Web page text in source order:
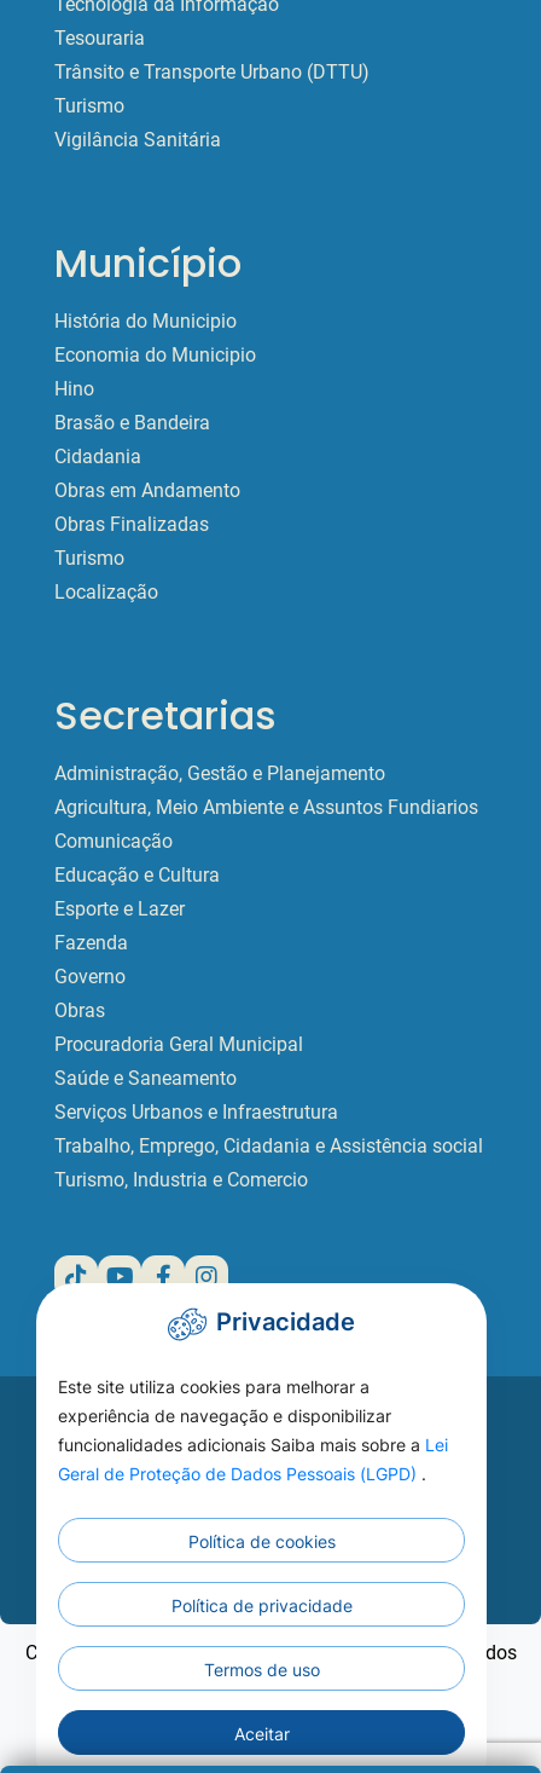
Tesouraria
Trânsito e Transporte Urbano (DTTU)
Turismo
Vigilância Sanitária
Município
História do Municipio
Economia do Municipio
Hino
Brasão e Bandeira
Cidadania
Obras em Andamento
Obras Finalizadas
Turismo
Localização
Secretarias
Administração, Gestão e Planejamento
Agricultura, Meio Ambiente e Assuntos Fundiarios
Comunicação
Educação e Cultura
Esporte e Lazer
Fazenda
Governo
Obras
Procuradoria Geral Municipal
Saúde e Saneamento
Serviços Urbanos e Infraestrutura
Trabalho, Emprego, Cidadania e Assistência social
Turismo, Industria e Comercio
Acesse seu
WEBMAIL
Continuar
Copyright ©2026 - Prefeitura Municipal de Nobres - Todos
os direitos reservados
Privacidade
Este site utiliza cookies para melhorar a
experiência de navegação e disponibilizar
funcionalidades adicionais Saiba mais sobre a Lei
Geral de Proteção de Dados Pessoais (LGPD) .
Política de cookies
Política de privacidade
Termos de uso
Aceitar